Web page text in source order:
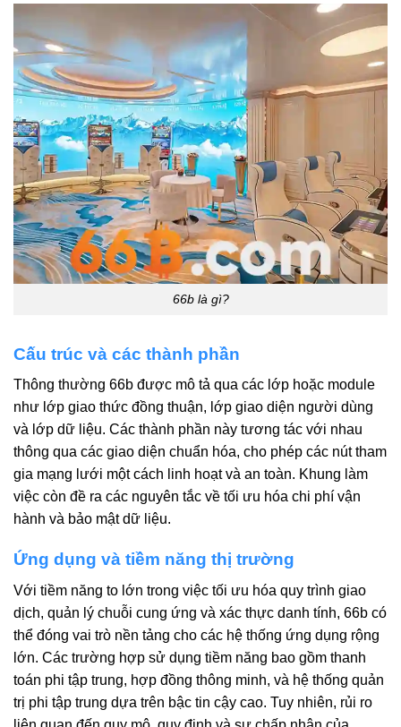
66b là gì?
Cấu trúc và các thành phần
Thông thường 66b được mô tả qua các lớp hoặc module
như lớp giao thức đồng thuận, lớp giao diện người dùng
và lớp dữ liệu. Các thành phần này tương tác với nhau
thông qua các giao diện chuẩn hóa, cho phép các nút tham
gia mạng lưới một cách linh hoạt và an toàn. Khung làm
việc còn đề ra các nguyên tắc về tối ưu hóa chi phí vận
hành và bảo mật dữ liệu.
Ứng dụng và tiềm năng thị trường
Với tiềm năng to lớn trong việc tối ưu hóa quy trình giao
dịch, quản lý chuỗi cung ứng và xác thực danh tính, 66b có
thể đóng vai trò nền tảng cho các hệ thống ứng dụng rộng
lớn. Các trường hợp sử dụng tiềm năng bao gồm thanh
toán phi tập trung, hợp đồng thông minh, và hệ thống quản
trị phi tập trung dựa trên bậc tin cậy cao. Tuy nhiên, rủi ro